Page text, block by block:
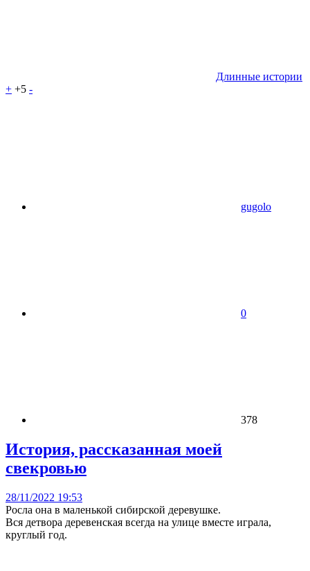
Длинные истории
+ +5 -
gugolo
0
378
История, рассказанная моей
свекровью
28/11/2022 19:53
Росла она в маленькой сибирской деревушке.
Вся детвора деревенская всегда на улице вместе играла,
круглый год.